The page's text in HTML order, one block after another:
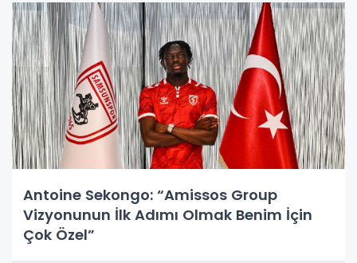
Antoine Sekongo: “Amissos Group
Vizyonunun İlk Adımı Olmak Benim İçin
Çok Özel”